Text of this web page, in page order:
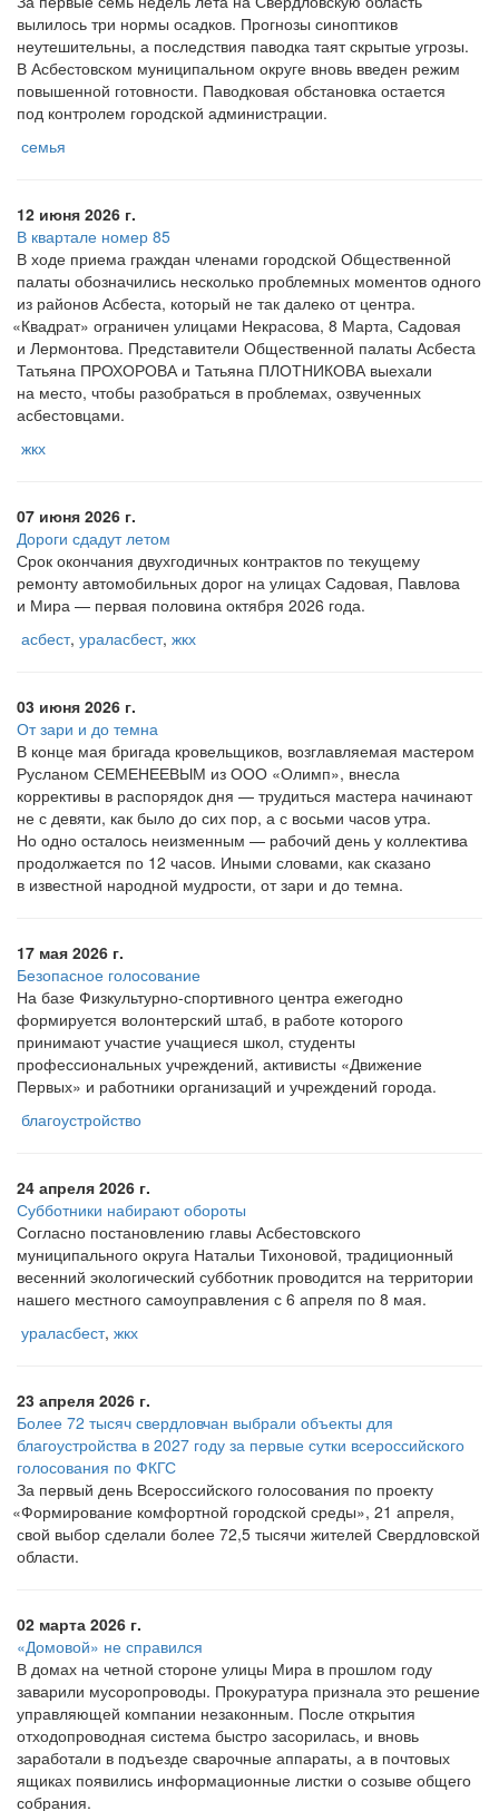
вылилось три нормы осадков. Прогнозы синоптиков
неутешительны, а последствия паводка таят скрытые угрозы.
В Асбестовском муниципальном округе вновь введен режим
повышенной готовности. Паводковая обстановка остается
под контролем городской администрации.
семья
12 июня 2026 г.
В квартале номер 85
В ходе приема граждан членами городской Общественной
палаты обозначились несколько проблемных моментов одного
из районов Асбеста, который не так далеко от центра.
«Квадрат» ограничен улицами Некрасова, 8 Марта, Садовая
и Лермонтова. Представители Общественной палаты Асбеста
Татьяна ПРОХОРОВА и Татьяна ПЛОТНИКОВА выехали
на место, чтобы разобраться в проблемах, озвученных
асбестовцами.
жкх
07 июня 2026 г.
Дороги сдадут летом
Срок окончания двухгодичных контрактов по текущему
ремонту автомобильных дорог на улицах Садовая, Павлова
и Мира — первая половина октября 2026 года.
асбест, ураласбест, жкх
03 июня 2026 г.
От зари и до темна
В конце мая бригада кровельщиков, возглавляемая мастером
Русланом СЕМЕНЕЕВЫМ из ООО «Олимп», внесла
коррективы в распорядок дня — трудиться мастера начинают
не с девяти, как было до сих пор, а с восьми часов утра.
Но одно осталось неизменным — рабочий день у коллектива
продолжается по 12 часов. Иными словами, как сказано
в известной народной мудрости, от зари и до темна.
17 мая 2026 г.
Безопасное голосование
На базе Физкультурно-спортивного центра ежегодно
формируется волонтерский штаб, в работе которого
принимают участие учащиеся школ, студенты
профессиональных учреждений, активисты «Движение
Первых» и работники организаций и учреждений города.
благоустройство
24 апреля 2026 г.
Субботники набирают обороты
Согласно постановлению главы Асбестовского
муниципального округа Натальи Тихоновой, традиционный
весенний экологический субботник проводится на территории
нашего местного самоуправления с 6 апреля по 8 мая.
ураласбест, жкх
23 апреля 2026 г.
Более 72 тысяч свердловчан выбрали объекты для
благоустройства в 2027 году за первые сутки всероссийского
голосования по ФКГС
За первый день Всероссийского голосования по проекту
«Формированиекомфортной городской среды», 21 апреля,
свой выбор сделали более 72,5 тысячи жителей Свердловской
области.
02 марта 2026 г.
«Домовой» не справился
В домах на четной стороне улицы Мира в прошлом году
заварили мусоропроводы. Прокуратура признала это решение
управляющей компании незаконным. После открытия
отходопроводная система быстро засорилась, и вновь
заработали в подъезде сварочные аппараты, а в почтовых
ящиках появились информационные листки о созыве общего
собрания.